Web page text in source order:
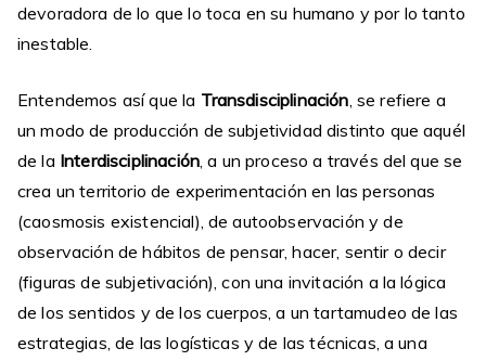
devoradora de lo que lo toca en su humano y por lo tanto
inestable.
Entendemos así que la Transdisciplinación, se refiere a
un modo de producción de subjetividad distinto que aquél
de la Interdisciplinación, a un proceso a través del que se
crea un territorio de experimentación en las personas
(caosmosis existencial), de autoobservación y de
observación de hábitos de pensar, hacer, sentir o decir
(figuras de subjetivación), con una invitación a la lógica
de los sentidos y de los cuerpos, a un tartamudeo de las
estrategias, de las logísticas y de las técnicas, a una